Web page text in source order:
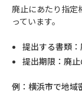
廃止にあたり指定
っています。
提出する書類
提出期限：廃
例：横浜市で地域